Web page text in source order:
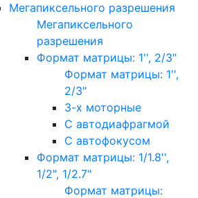
Мегапиксельного разрешения
Мегапиксельного
разрешения
Формат матрицы: 1'', 2/3"
Формат матрицы: 1'',
2/3"
3-х моторные
С автодиафрагмой
С автофокусом
Формат матрицы: 1/1.8'',
1/2", 1/2.7"
Формат матрицы: